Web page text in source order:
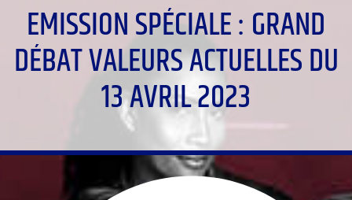
EMISSION SPÉCIALE : GRAND
DÉBAT VALEURS ACTUELLES DU
13 AVRIL 2023